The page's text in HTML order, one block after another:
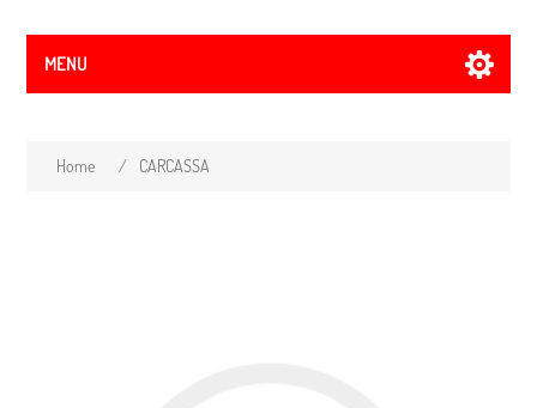
MENU
Home / CARCASSA